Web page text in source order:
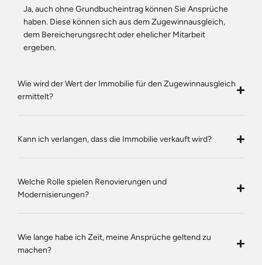
Ja, auch ohne Grundbucheintrag können Sie Ansprüche
haben. Diese können sich aus dem Zugewinnausgleich,
dem Bereicherungsrecht oder ehelicher Mitarbeit
ergeben.
Wie wird der Wert der Immobilie für den Zugewinnausgleich
ermittelt?
Kann ich verlangen, dass die Immobilie verkauft wird?
Welche Rolle spielen Renovierungen und
Modernisierungen?
Wie lange habe ich Zeit, meine Ansprüche geltend zu
machen?